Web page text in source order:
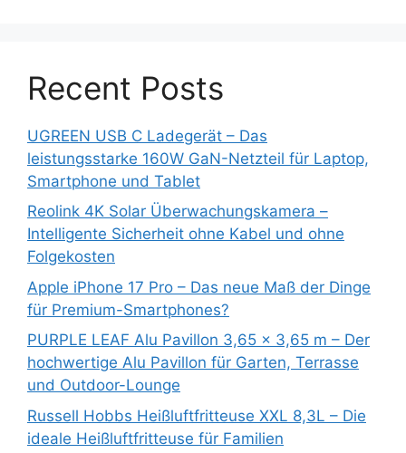
Recent Posts
UGREEN USB C Ladegerät – Das
leistungsstarke 160W GaN-Netzteil für Laptop,
Smartphone und Tablet
Reolink 4K Solar Überwachungskamera –
Intelligente Sicherheit ohne Kabel und ohne
Folgekosten
Apple iPhone 17 Pro – Das neue Maß der Dinge
für Premium-Smartphones?
PURPLE LEAF Alu Pavillon 3,65 x 3,65 m – Der
hochwertige Alu Pavillon für Garten, Terrasse
und Outdoor-Lounge
Russell Hobbs Heißluftfritteuse XXL 8,3L – Die
ideale Heißluftfritteuse für Familien